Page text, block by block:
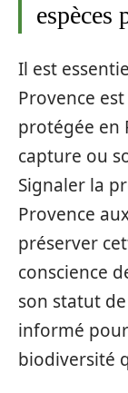
espèces
Il est
Provence
protégée en
capture ou
Signaler la
Provence
préserver
conscience
son statut
informé
biodiversité